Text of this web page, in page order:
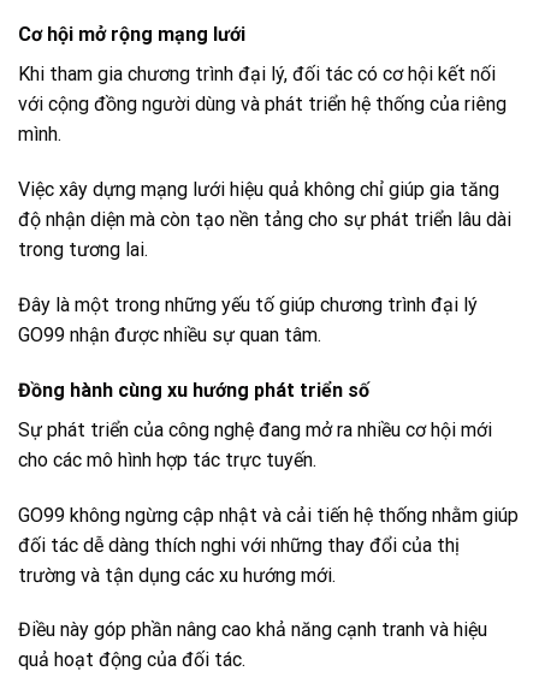
Cơ hội mở rộng mạng lưới
Khi tham gia chương trình đại lý, đối tác có cơ hội kết nối
với cộng đồng người dùng và phát triển hệ thống của riêng
mình.
Việc xây dựng mạng lưới hiệu quả không chỉ giúp gia tăng
độ nhận diện mà còn tạo nền tảng cho sự phát triển lâu dài
trong tương lai.
Đây là một trong những yếu tố giúp chương trình đại lý
GO99 nhận được nhiều sự quan tâm.
Đồng hành cùng xu hướng phát triển số
Sự phát triển của công nghệ đang mở ra nhiều cơ hội mới
cho các mô hình hợp tác trực tuyến.
GO99 không ngừng cập nhật và cải tiến hệ thống nhằm giúp
đối tác dễ dàng thích nghi với những thay đổi của thị
trường và tận dụng các xu hướng mới.
Điều này góp phần nâng cao khả năng cạnh tranh và hiệu
quả hoạt động của đối tác.